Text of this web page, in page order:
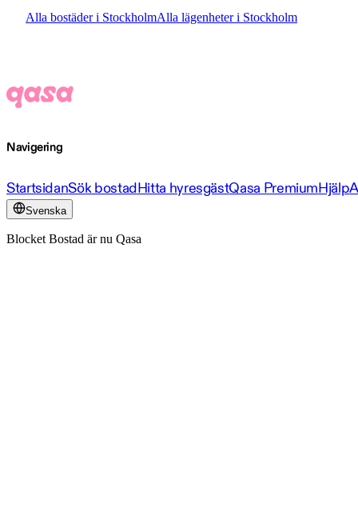
Alla bostäder i StockholmAlla lägenheter i Stockholm
Navigering
StartsidanSök bostadHitta hyresgästQasa PremiumHjälp
Svenska
Blocket Bostad är nu Qasa